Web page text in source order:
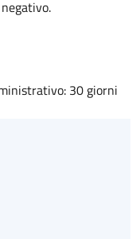
30 giorni